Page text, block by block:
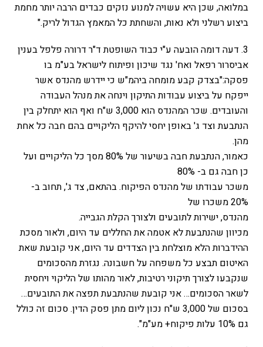
במלואה, שכן היא עשויה למנוע נזקים כבדים הרבה יותר מחמת
ביצוע רשלני ולא נאות, והשחתת כל המאמץ הגדול לריק."
3. דעה דומה הובעה ע"י כבוד השופטת ד"ר דרורה פלפל בענין
אביסרור רפאל ואח' נגד שיכון ופיתוח לישראל בע"מ בו
פסקה:"בצדק קבע מומחה ביהמ"ש כי יידרש מהנדס אשר
ייפקח על ביצוע עבודות התיקון וינחה את מנהל העבודה
והעובדים. שכר המהנדס הוא 3,000 ש"ח ואף הוא יתחלק בין
הנתבעת וצד ג' באופן יחסי להיקף הליקויים בהם חבה כל אחת
מהן.
כאמור, הנתבעת חבה בשיעור של 80% מסך כל הליקויים ועל
כן חבה גם ב- 80%
משכר עבודתו של מהנדס הפיקוח. בהתאם, צד ג', תחוב ב-
20% משכרו של
מהנדס, ישירות לתובעים ולצורך הקלת הגבייה.
מכיוון שהנתבעת לא אטמה את החללים עד היום, ולאור מסכת
ההידברות הלא מוצלחת בין הצדדים עד היום, אני קובעת שאת
האיטום תבצע כל משפחה על חשבונה. נגזרת מהסכומים
שנקבעו לצורך תיקוני רטיבות, לאור מהותו של הליקוי ויחסית
לשאר הסכומים… אני קובעת שהנתבעת תפצה את התובעים…
בסכום של 3,000 ש"ח נכון ליום מתן פסק הדין. סכום זה כולל
גם 10% עלות פיקוח+ מע"מ".